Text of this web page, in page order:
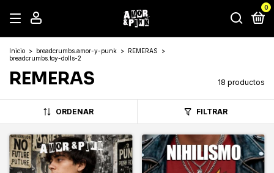
0
Inicio > breadcrumbs.amor-y-punk > REMERAS
>
breadcrumbs.toy-dolls-2
REMERAS 18 productos
ORDENAR FILTRAR